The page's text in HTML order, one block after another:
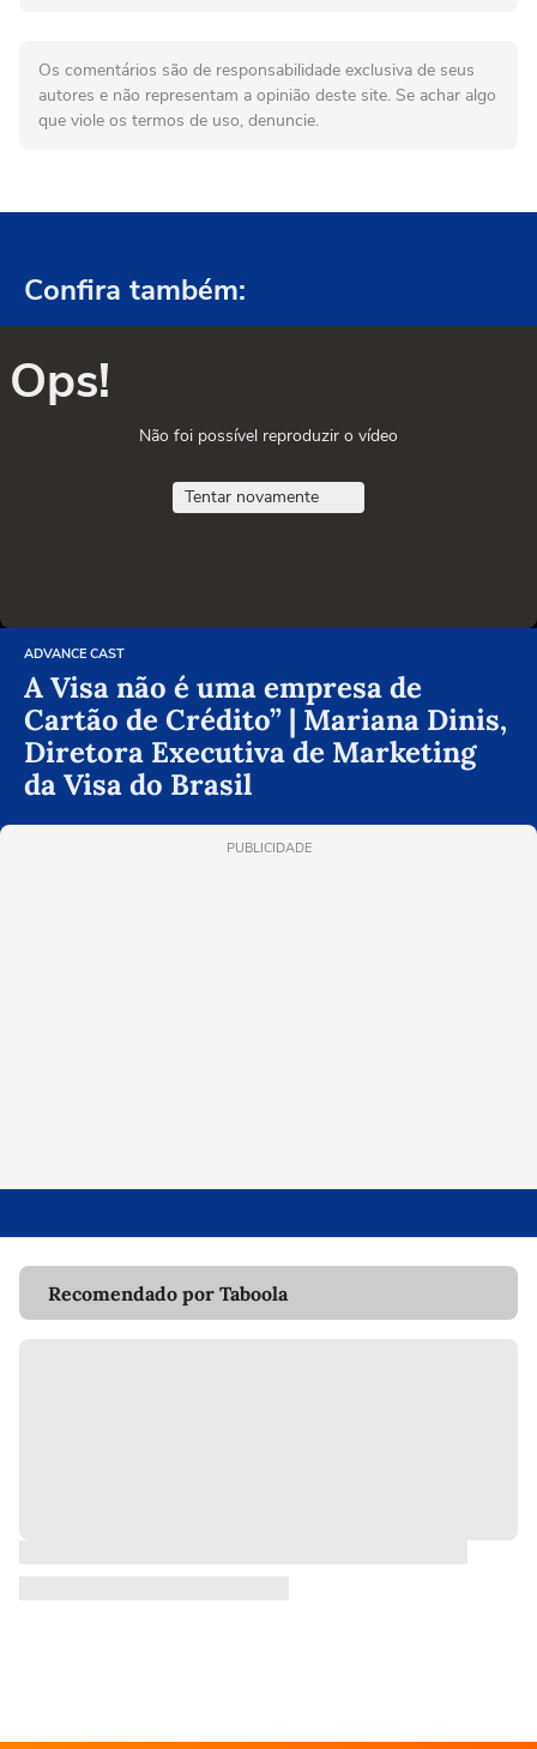
Os comentários são de responsabilidade exclusiva de seus
autores e não representam a opinião deste site. Se achar algo
que viole os termos de uso, denuncie.
Confira também:
Ops!
Não foi possível reproduzir o vídeo
Tentar novamente
ADVANCE CAST
A Visa não é uma empresa de
Cartão de Crédito” | Mariana Dinis,
Diretora Executiva de Marketing
da Visa do Brasil
PUBLICIDADE
Recomendado por Taboola